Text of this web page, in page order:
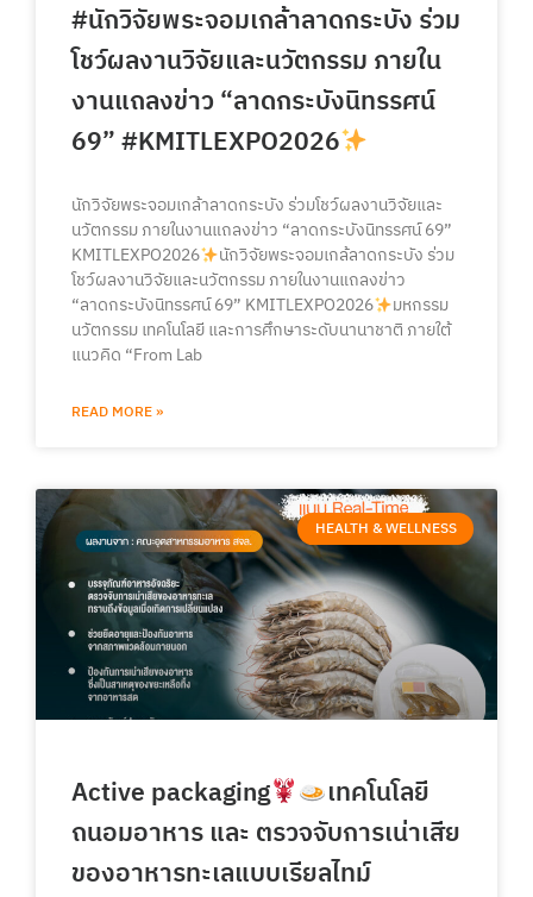
#นักวิจัยพระจอมเกล้าลาดกระบัง ร่วม
โชว์ผลงานวิจัยและนวัตกรรม ภายใน
งานแถลงข่าว “ลาดกระบังนิทรรศน์
69” #KMITLEXPO2026
นักวิจัยพระจอมเกล้าลาดกระบัง ร่วมโชว์ผลงานวิจัยและ
นวัตกรรม ภายในงานแถลงข่าว “ลาดกระบังนิทรรศน์ 69”
KMITLEXPO2026
นักวิจัยพระจอมเกล้ลาดกระบัง ร่วม
โชว์ผลงานวิจัยและนวัตกรรม ภายในงานแถลงข่าว
“ลาดกระบังนิทรรศน์ 69” KMITLEXPO2026
มหกรรม
นวัตกรรม เทคโนโลยี และการศึกษาระดับนานาชาติ ภายใต้
แนวคิด “From Lab
READ MORE »
HEALTH & WELLNESS
Active packaging
เทคโนโลยี
ถนอมอาหาร และ ตรวจจับการเน่าเสีย
ของอาหารทะเลแบบเรียลไทม์